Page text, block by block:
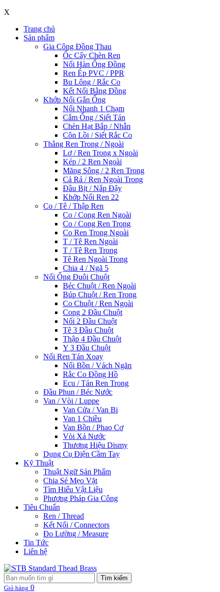
X
Trang chủ
Sản phẩm
Gia Công Đồng Thau
Ốc Cấy Chèn Ren
Nối Hàn Ống Đồng
Ren Ép PVC / PPR
Bu Lông / Rắc Co
Kết Nối Bằng Đồng
Khớp Nối Gắn Ống
Nối Nhanh 1 Chạm
Cắm Ống / Siết Tán
Chèn Hạt Bắp / Nhẫn
Côn Lồi / Siết Rắc Co
Thẳng Ren Trong / Ngoài
Lơ / Ren Trong x Ngoài
Kép / 2 Ren Ngoài
Măng Sông / 2 Ren Trong
Cả Rá / Ren Ngoài Trong
Đầu Bịt / Nắp Đậy
Khớp Nối Ren 22
Co / Tê / Thập Ren
Co / Cong Ren Ngoài
Co / Cong Ren Trong
Co Ren Trong Ngoài
T / Tê Ren Ngoài
T / Tê Ren Trong
Tê Ren Ngoài Trong
Chia 4 / Ngã 5
Nối Ống Đuôi Chuột
Béc Chuột / Ren Ngoài
Búp Chuột / Ren Trong
Co Chuột / Ren Ngoài
Cong 2 Đầu Chuột
Nối 2 Đầu Chuột
Tê 3 Đầu Chuột
Thập 4 Đầu Chuột
Y 3 Đầu Chuột
Nối Ren Tán Xoay
Nối Bồn / Vách Ngăn
Rắc Co Đồng Hồ
Ecu / Tán Ren Trong
Đầu Phun / Béc Nước
Van / Vòi / Luppe
Van Cửa / Van Bi
Van 1 Chiều
Van Bồn / Phao Cơ
Vòi Xả Nước
Thương Hiệu Dismy
Dụng Cụ Điện Cầm Tay
Kỹ Thuật
Thuật Ngữ Sản Phẩm
Chia Sẻ Mẹo Vặt
Tìm Hiểu Vật Liệu
Phương Pháp Gia Công
Tiêu Chuẩn
Ren / Thread
Kết Nối / Connectors
Đo Lường / Measure
Tin Tức
Liên hệ
Tìm kiếm
Giỏ hàng 0